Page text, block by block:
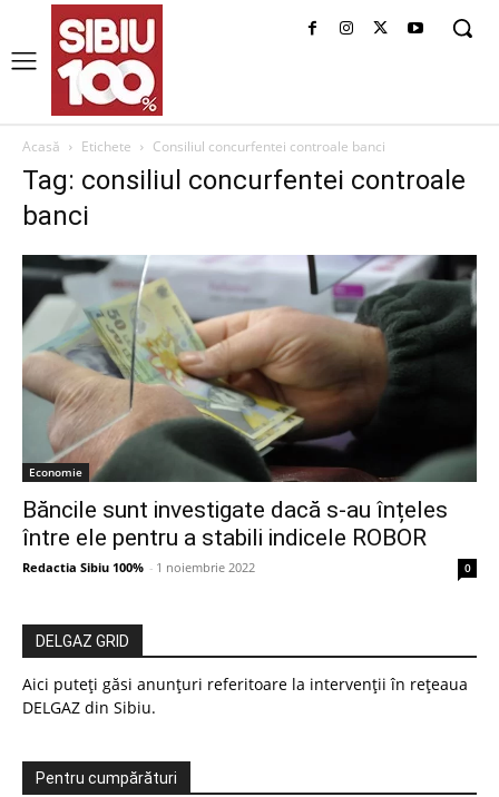
Acasă Etichete Consiliul concurfentei controale banci
Tag: consiliul concurfentei controale
banci
Economie
Băncile sunt investigate dacă s-au înțeles
între ele pentru a stabili indicele ROBOR
Redactia Sibiu 100% - 1 noiembrie 2022 0
DELGAZ GRID
Aici puteți găsi anunțuri referitoare la intervenții în rețeaua
DELGAZ din Sibiu.
Pentru cumpărături